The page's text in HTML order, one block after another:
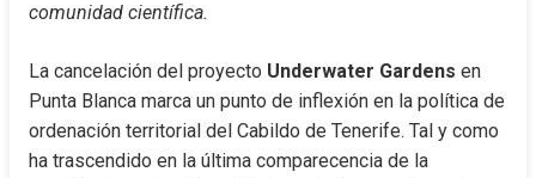
comunidad científica.
La cancelación del proyecto Underwater Gardens en
Punta Blanca marca un punto de inflexión en la política de
ordenación territorial del Cabildo de Tenerife. Tal y como
ha trascendido en la última comparecencia de la